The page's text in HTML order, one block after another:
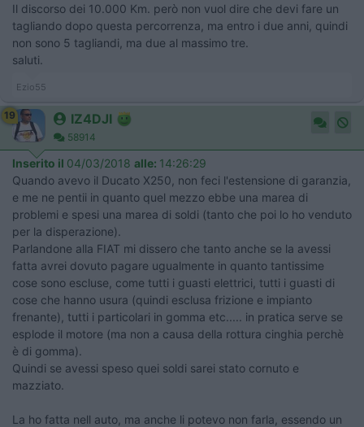
Il discorso dei 10.000 Km. però non vuol dire che devi fare un
tagliando dopo questa percorrenza, ma entro i due anni, quindi
non sono 5 tagliandi, ma due al massimo tre.
saluti.
Ezio55
19 IZ4DJI
58914
Inserito il 04/03/2018 alle: 14:26:29
Quando avevo il Ducato X250, non feci l'estensione di garanzia,
e me ne pentii in quanto quel mezzo ebbe una marea di
problemi e spesi una marea di soldi (tanto che poi lo ho venduto
per la disperazione).
Parlandone alla FIAT mi dissero che tanto anche se la avessi
fatta avrei dovuto pagare ugualmente in quanto tantissime
cose sono escluse, come tutti i guasti elettrici, tutti i guasti di
cose che hanno usura (quindi esclusa frizione e impianto
frenante), tutti i particolari in gomma etc..... in pratica serve se
esplode il motore (ma non a causa della rottura cinghia perchè
è di gomma).
Quindi se avessi speso quei soldi sarei stato cornuto e
mazziato.
La ho fatta nell auto, ma anche li potevo non farla, essendo un